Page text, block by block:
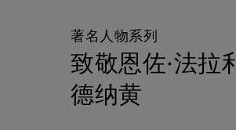
著名人物系列
致敬恩佐·法拉
德纳黄